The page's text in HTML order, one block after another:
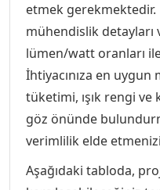
etmek
mühendislik
lümen/watt oranları
İhtiyacınıza en
tüketimi, ışık rengi
göz önünde
verimlilik elde
Aşağıdaki tabloda,